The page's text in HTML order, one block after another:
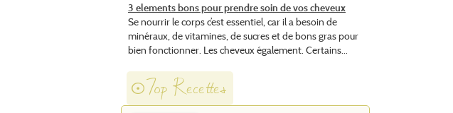
3 elements bons pour prendre soin de vos cheveux
Se nourrir le corps c’est essentiel, car il a besoin de
minéraux, de vitamines, de sucres et de bons gras pour
bien fonctionner. Les cheveux également. Certains...
Top Recettes